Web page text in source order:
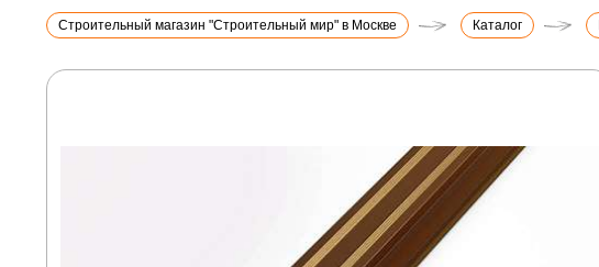
Строительный магазин "Строительный мир" в Москве Каталог